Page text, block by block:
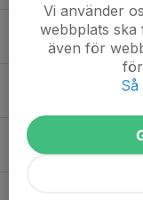
Alma Buder
Anton
Arthur
Vi använder
webbplats ska
även för